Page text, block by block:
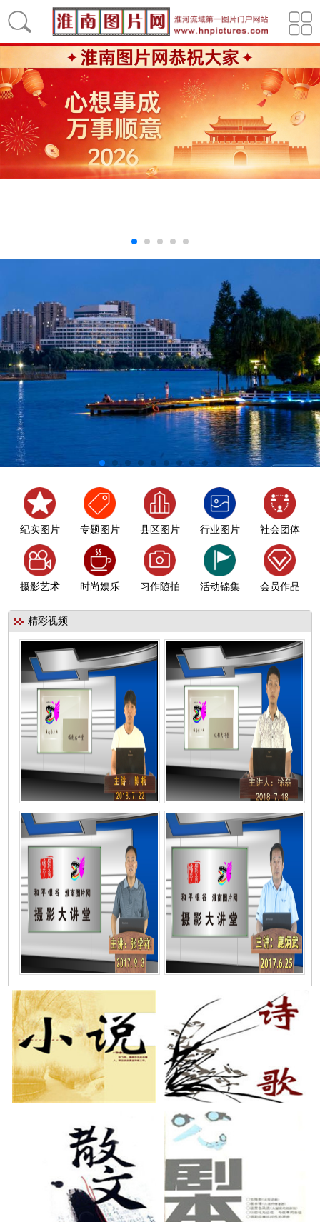
纪实图片 专题图片 县区图片 行业图片 社会团体
摄影艺术 时尚娱乐 习作随拍 活动锦集 会员作品
精彩视频